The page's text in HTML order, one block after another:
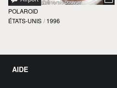
POLAROID
ÉTATS-UNIS / 1996
AIDE